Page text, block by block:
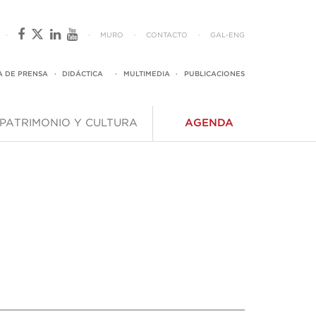
· · MURO · CONTACTO · GAL- ENG
DE PRENSA · DIDÁCTICA · MULTIMEDIA · PUBLICACIONES
PATRIMONIO Y CULTURA AGENDA